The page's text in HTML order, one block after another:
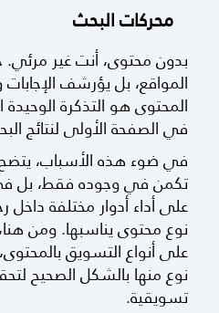
محركات البحث
بدون محتوى، أنت غير
المواقع، بل يؤرشف
المحتوى هو التذكرة
في الصفحة الأولى لنتائج
في ضوء هذه الأسباب،
تكمن في وجوده فقط، بل
على أداء أدوار مختلفة داخل
نوع محتوى يناسبها. ومن
على أنواع التسويق
نوع منها بالشكل الصحيح
تسويقية.